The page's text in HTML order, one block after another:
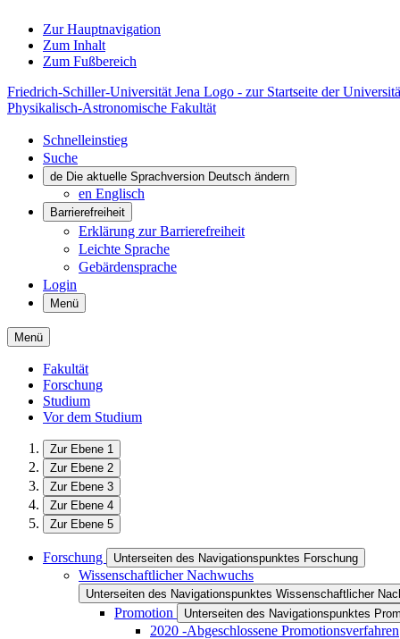
Zur Hauptnavigation
Zum Inhalt
Zum Fußbereich
Friedrich-Schiller-Universität Jena Logo - zur Startseite der
Physikalisch-Astronomische Fakultät
Schnelleinstieg
Suche
de Die aktuelle Sprachversion Deutsch ändern
en Englisch
Barrierefreiheit
Erklärung zur Barrierefreiheit
Leichte Sprache
Gebärdensprache
Login
Menü
Menü
Fakultät
Forschung
Studium
Vor dem Studium
Zur Ebene 1
Zur Ebene 2
Zur Ebene 3
Zur Ebene 4
Zur Ebene 5
Forschung Unterseiten des Navigationspunktes Forschung
Wissenschaftlicher Nachwuchs
Unterseiten des Navigationspunktes Wissenschaftlicher
Promotion Unterseiten des Navigationspunktes
2020 -Abgeschlossene Promotionsverfahren